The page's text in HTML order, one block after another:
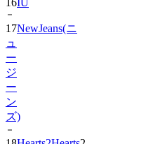
16IU
17NewJeans(ニ
ュ
ー
ジ
ー
ン
ズ)